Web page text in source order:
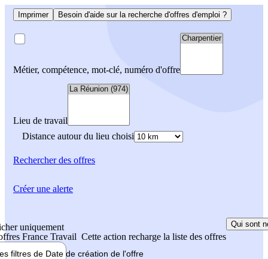
Imprimer Besoin d'aide sur la recherche d'offres d'emploi ?
Métier, compétence, mot-clé, numéro d'offre
Lieu de travail
Distance autour du lieu choisi
Rechercherdes offres
uniquement
France Travail Cette action recharge la liste des offres
Qui sont
filtres de Date de création de l'offre
Créer une alerte